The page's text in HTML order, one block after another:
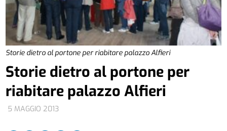
Storie dietro al portone per riabitare palazzo Alfieri
5 MAGGIO 2013
Storie dietro al portone per
riabitare palazzo Alfieri